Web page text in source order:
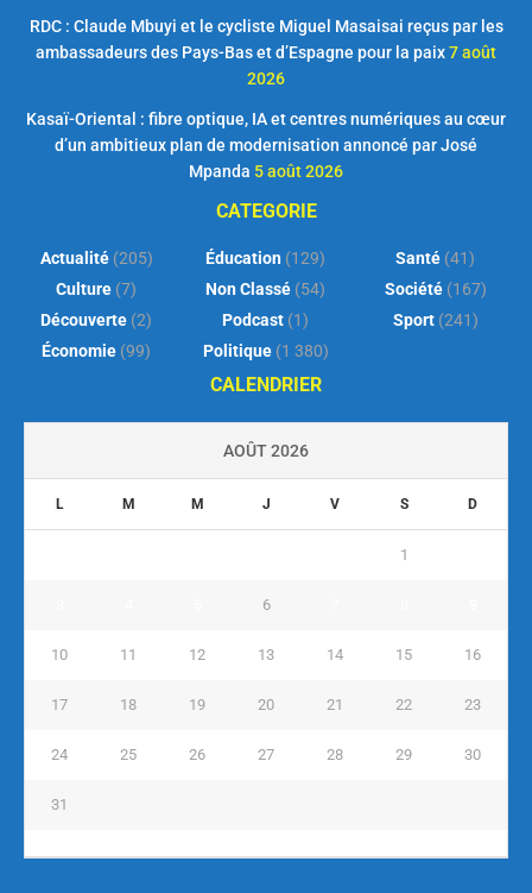
RDC : Claude Mbuyi et le cycliste Miguel Masaisai reçus par les
ambassadeurs des Pays-Bas et d’Espagne pour la paix7 août
2026
Kasaï-Oriental : fibre optique, IA et centres numériques au cœur
d’un ambitieux plan de modernisation annoncé par José
Mpanda 5 août 2026
CATEGORIE
Actualité(205)
Culture (7)
Découverte (2)
Économie (99)
Éducation (129)
Non Classé (54)
Podcast (1)
Politique(1 380)
Santé (41)
Société(167)
Sport(241)
CALENDRIER
AOÛT 2026
L M M J V S D
1
6
10 11 12 13 14 15 16
17 18 19 20 21 22 23
24 25 26 27 28 29 30
31